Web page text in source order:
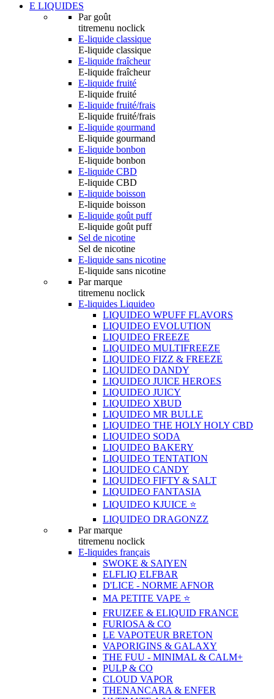
E LIQUIDES
Par goût
titremenu noclick
E-liquide classique
E-liquide classique
E-liquide fraîcheur
E-liquide fraîcheur
E-liquide fruité
E-liquide fruité
E-liquide fruité/frais
E-liquide fruité/frais
E-liquide gourmand
E-liquide gourmand
E-liquide bonbon
E-liquide bonbon
E-liquide CBD
E-liquide CBD
E-liquide boisson
E-liquide boisson
E-liquide goût puff
E-liquide goût puff
Sel de nicotine
Sel de nicotine
E-liquide sans nicotine
E-liquide sans nicotine
Par marque
titremenu noclick
E-liquides Liquideo
LIQUIDEO WPUFF FLAVORS
LIQUIDEO EVOLUTION
LIQUIDEO FREEZE
LIQUIDEO MULTIFREEZE
LIQUIDEO FIZZ & FREEZE
LIQUIDEO DANDY
LIQUIDEO JUICE HEROES
LIQUIDEO JUICY
LIQUIDEO XBUD
LIQUIDEO MR BULLE
LIQUIDEO THE HOLY HOLY CBD
LIQUIDEO SODA
LIQUIDEO BAKERY
LIQUIDEO TENTATION
LIQUIDEO CANDY
LIQUIDEO FIFTY & SALT
LIQUIDEO FANTASIA
LIQUIDEO KJUICE ⭐️
LIQUIDEO DRAGONZZ
Par marque
titremenu noclick
E-liquides français
SWOKE & SAIYEN
ELFLIQ ELFBAR
D'LICE - NORME AFNOR
MA PETITE VAPE ⭐️
FRUIZEE & ELIQUID FRANCE
FURIOSA & CO
LE VAPOTEUR BRETON
VAPORIGINS & GALAXY
THE FUU - MINIMAL & CALM+
PULP & CO
CLOUD VAPOR
THENANCARA & ENFER